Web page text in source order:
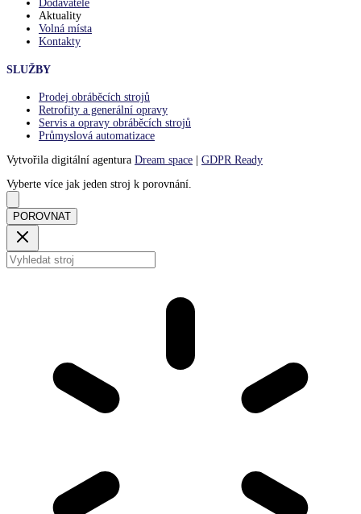
Dodavatelé
Aktuality
Volná místa
Kontakty
SLUŽBY
Prodej obráběcích strojů
Retrofity a generální opravy
Servis a opravy obráběcích strojů
Průmyslová automatizace
Vytvořila digitální agentura Dream space
GDPR Ready
Vyberte více jak jeden stroj k porovnání.
POROVNAT